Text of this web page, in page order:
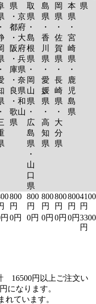
・
・
・
県
・京
都府
・大
阪府
・兵
庫県
・奈
良県
・和
歌山
県
取
県
・
島
根
県
・
岡
山
県
・
広
島
県
・
山
口
県
島
県
・
香
川
県
・
愛
媛
県
・
高
知
県
岡
県
・
佐
賀
県
・
長
崎
県
・
大
分
県
本
県
・
宮
崎
県
・
鹿
児
島
県
県
800
円
800
円
800
円
800
円
800
円
4100
円
0円 0円 0円 0円 0円3300
円
16500円以上ご注文い
になります。
れています。